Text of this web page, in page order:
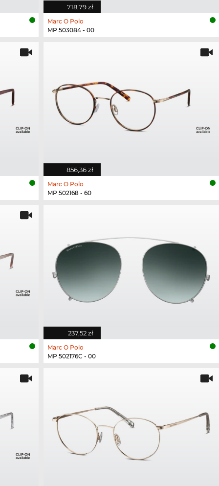
718,79 zł
Marc O Polo
MP 503084 - 00
856,36 zł
Marc O Polo
MP 502168 - 60
237,52 zł
Marc O Polo
MP 502176C - 00